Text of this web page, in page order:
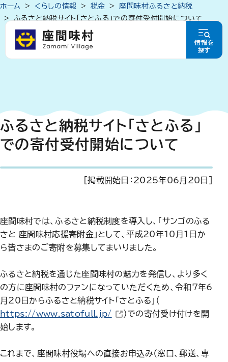
情報を
探す
ホーム くらしの情報 税金
座間味村ふるさと納税
ふるさと納税サイト「さとふる」での寄付受付開始について
ふるさと納税サイト「さとふる」
での寄付受付開始について
[掲載開始日： 2025年06月20日
座間味村では、ふるさと納税制度を導入し、「サンゴのふる
さと 座間味村応援寄附金」として、平成20年10月1日か
ら皆さまのご寄附を募集してまいりました。
ふるさと納税を通じた座間味村の魅力を発信し、より多く
の方に座間味村のファンになっていただくため、令和7年6
月20日からふるさと納税サイト「さとふる」（
https://www.satofull.jp/ （新しいウィンドウで開きます）
）での寄付受け付けを開
始します。
これまで、座間味村役場への直接お申込み（窓口、郵送、専